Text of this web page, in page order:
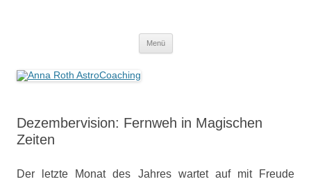
Menü
Dezembervision: Fernweh in Magischen
Zeiten
Der letzte Monat des Jahres wartet auf mit Freude